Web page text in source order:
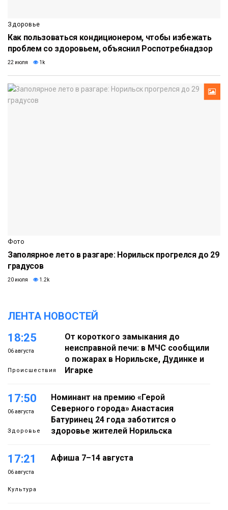
Здоровье
Как пользоваться кондиционером, чтобы избежать
проблем со здоровьем, объяснил Роспотребнадзор
22 июля 1k
Фото
Заполярное лето в разгаре: Норильск прогрелся до 29
градусов
20 июля 1.2k
ЛЕНТА НОВОСТЕЙ
18:25
06 августа
Происшествия
От короткого замыкания до
неисправной печи: в МЧС сообщили
о пожарах в Норильске, Дудинке и
Игарке
17:50
06 августа
Здоровье
Номинант на премию «Герой
Северного города» Анастасия
Батуринец 24 года заботится о
здоровье жителей Норильска
17:21
06 августа
Культура
Афиша 7–14 августа